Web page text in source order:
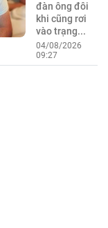
đàn ông đôi
khi cũng rơi
vào trạng...
04/08/2026
09:27